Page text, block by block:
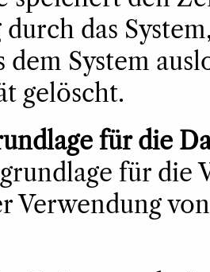
das
dem System
gelöscht.
für die
für die
Verwendung